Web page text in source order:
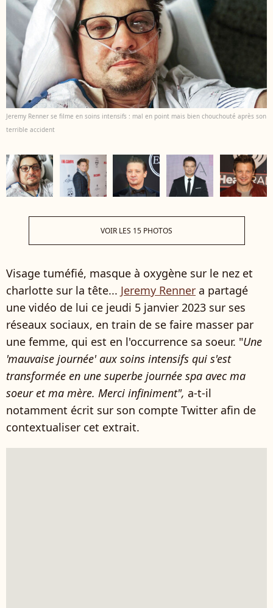
Jeremy Renner se filme en soins intensifs : mal en point mais bien chouchouté après son
terrible accident
VOIR LES 15 PHOTOS
Visage tuméfié, masque à oxygène sur le nez et
charlotte sur la tête... Jeremy Renner a partagé
une vidéo de lui ce jeudi 5 janvier 2023 sur ses
réseaux sociaux, en train de se faire masser par
une femme, qui est en l'occurrence sa soeur. "Une
'mauvaise journée' aux soins intensifs qui s'est
transformée en une superbe journée spa avec ma
soeur et ma mère. Merci infiniment", a-t-il
notamment écrit sur son compte Twitter afin de
contextualiser cet extrait.